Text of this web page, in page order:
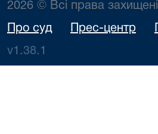
2026 © Всі права захищені
Про суд Прес-центр
v1.38.1